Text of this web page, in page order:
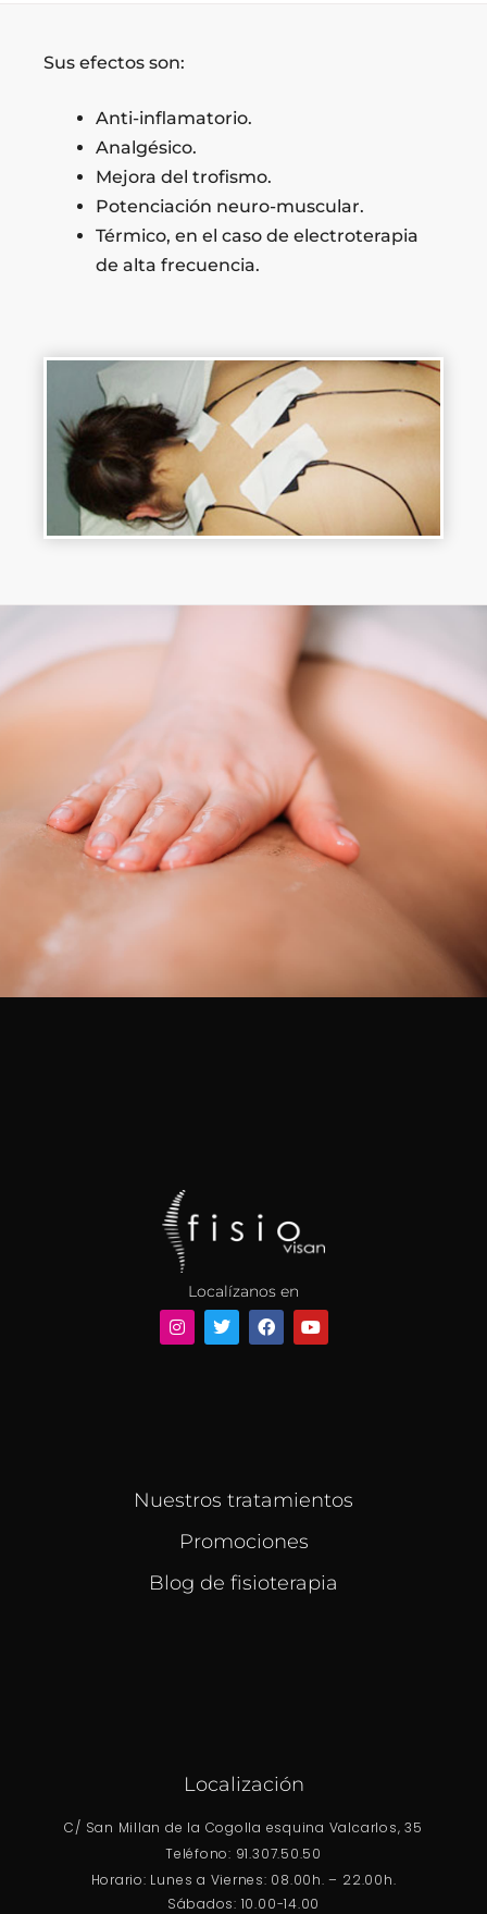
Sus efectos son:
Anti-inflamatorio.
Analgésico.
Mejora del trofismo.
Potenciación neuro-muscular.
Térmico, en el caso de electroterapia
de alta frecuencia.
Localízanos en
Nuestros tratamientos
Promociones
Blog de fisioterapia
Localización
C/ San Millan de la Cogolla esquina Valcarlos, 35
Teléfono: 91.307.50.50
Horario: Lunes a Viernes: 08.00h. – 22.00h.
Sábados: 10.00-14.00